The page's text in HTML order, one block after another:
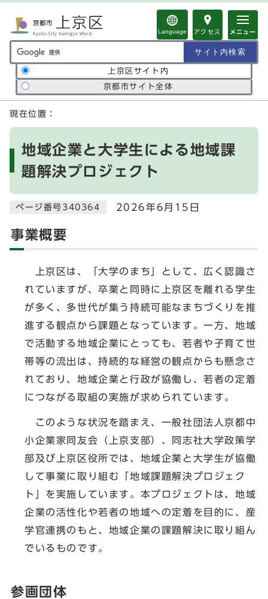
Language アクセス メニュー
サイト内検索の範囲
上京区サイト内
京都市サイト全体
ここから本文です
現在位置：
地域企業と大学生による地域課
題解決プロジェクト
ページ番号340364 2026年6月15日
事業概要
上京区は、「大学のまち」として、広く認識さ
れていますが、卒業と同時に上京区を離れる学生
が多く、多世代が集う持続可能なまちづくりを推
進する観点から課題となっています。一方、地域
で活動する地域企業にとっても、若者や子育て世
帯等の流出は、持続的な経営の観点からも懸念さ
れており、地域企業と行政が協働し、若者の定着
につながる取組の実施が求められています。
このような状況を踏まえ、一般社団法人京都中
小企業家同友会（上京支部）、同志社大学政策学
部及び上京区役所では、地域企業と大学生が協働
して事業に取り組む「地域課題解決プロジェク
ト」を実施しています。本プロジェクトは、地域
企業の活性化や若者の地域への定着を目的に、産
学官連携のもと、地域企業の課題解決に取り組ん
でいるものです。
参画団体